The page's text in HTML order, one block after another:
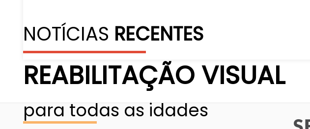
REABILITAÇÃO VISUAL
para todas as idades
NOTÍCIAS RECENTES